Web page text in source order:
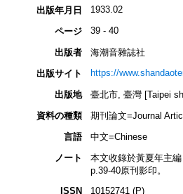
出版年月日 1933.02
ページ 39 - 40
出版者
海潮音雜誌社
出版サイト
https://
出版地
臺北市, 臺灣 [Taipei
資料の種類
期刊論文=Journal
言語
中文=Chinese
ノート
本文收錄於黃夏年主
p.39-40原刊影印。
ISSN
10152741 (P)